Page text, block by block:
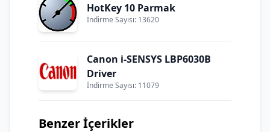
HotKey 10 Parmak
İndirme Sayısı: 13620
Canon i-SENSYS LBP6030B
Driver
İndirme Sayısı: 11079
Benzer İçerikler